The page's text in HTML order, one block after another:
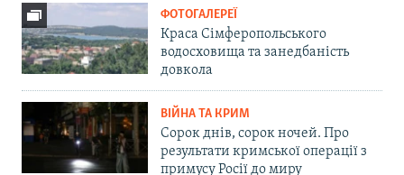
ФОТОГАЛЕРЕЇ
Краса Сімферопольського
водосховища та занедбаність
довкола
ВІЙНА ТА КРИМ
Сорок днів, сорок ночей. Про
результати кримської операції з
примусу Росії до миру